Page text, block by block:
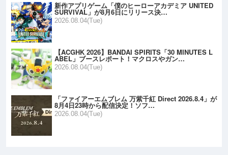
新作アプリゲーム「僕のヒーローアカデミア UNITED
SURVIVAL」が8月6日にリリース決…
2026.08.04(Tue)
【ACGHK 2026】BANDAI SPIRITS「30 MINUTES L
ABEL」ブースレポート！マクロスやガン…
2026.08.04(Tue)
「ファイアーエムブレム 万紫千紅 Direct 2026.8.4」が
8月4日23時から配信決定！ソフ…
2026.08.04(Tue)